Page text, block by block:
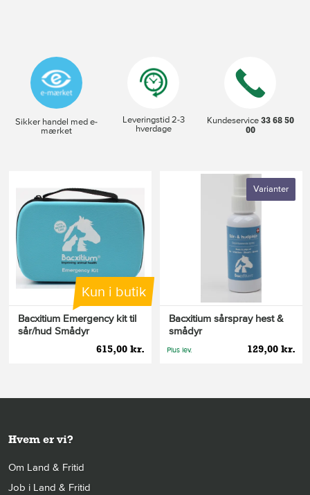
Sikker handel med e-
mærket
Leveringstid 2-3
hverdage
Kundeservice33 68 50
00
Kun i butik
Bacxitium Emergency kit til
sår/hud Smådyr
615,00 kr.
Varianter
Bacxitium sårspray hest &
smådyr
129,00 kr.
Plus lev.
Hvem er vi?
Om Land & Fritid
Job i Land & Fritid